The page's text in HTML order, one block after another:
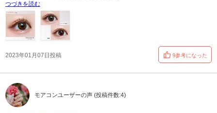
つづきを読む
2023年01月07日投稿 9参考になった
モアコンユーザーの声 (投稿件数:4)